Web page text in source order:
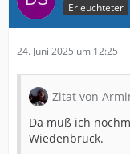
Erleuchteter
24. Juni 2025 um 12:25
Zitat von
Da muß ich
Wiedenbrück.